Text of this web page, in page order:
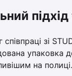
співпраці зі
упаковка
на полиці.